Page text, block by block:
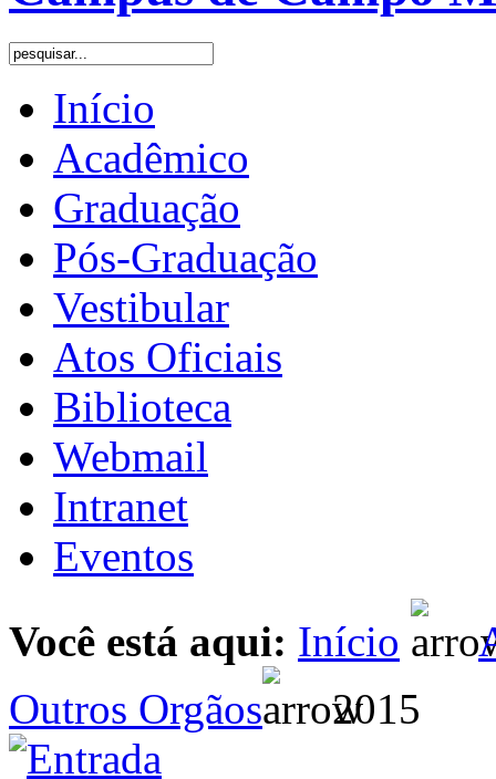
Início
Acadêmico
Graduação
Pós-Graduação
Vestibular
Atos Oficiais
Biblioteca
Webmail
Intranet
Eventos
Você está aqui: Início
Outros Orgãos
2015